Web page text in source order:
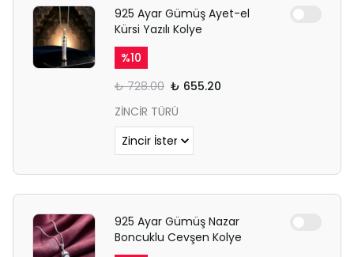
925 Ayar Gümüş Ayet-el
Kürsi Yazılı Kolye
%10
₺ 728.00 ₺ 655.20
ZİNCİR TÜRÜ
925 Ayar Gümüş Nazar
Boncuklu Cevşen Kolye